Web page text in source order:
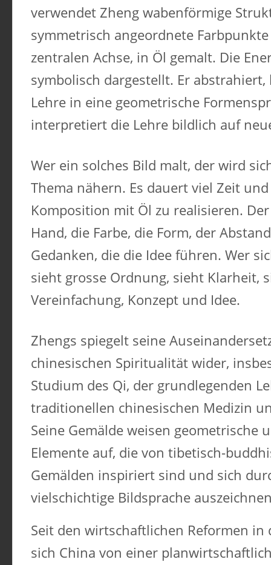
verwendet Zheng wabenförmige
symmetrisch angeordnete
zentralen Achse, in Öl gemalt. Die
symbolisch dargestellt. Er
Lehre in eine geometrische
interpretiert die Lehre bildlich auf
Wer ein solches Bild malt, der wird
Thema nähern. Es dauert viel Zeit
Komposition mit Öl zu realisieren.
Hand, die Farbe, die Form, der
Gedanken, die die Idee führen. Wer
sieht grosse Ordnung, sieht Klarheit,
Vereinfachung, Konzept und Idee.
Zhengs spiegelt seine
chinesischen Spiritualität wider,
Studium des Qi, der grundlegenden
traditionellen chinesischen Medizin
Seine Gemälde weisen geometrische
Elemente auf, die von tibetisch-
Gemälden inspiriert sind und sich
vielschichtige Bildsprache
Seit den wirtschaftlichen Reformen in
sich China von einer